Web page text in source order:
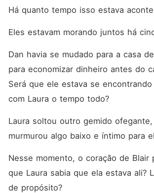
Há quanto tempo isso estava
Eles estavam morando juntos há
Dan havia se mudado para a casa
para economizar dinheiro antes do
Será que ele estava se
com Laura o tempo todo?
Laura soltou outro gemido
murmurou algo baixo e íntimo para
Nesse momento, o coração de Blair
que Laura sabia que ela estava ali?
de propósito?